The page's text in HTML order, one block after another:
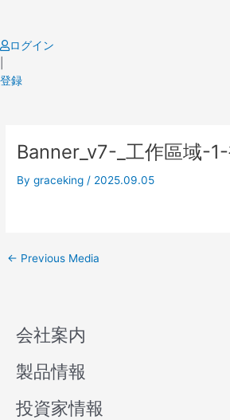
content
ログイン
登録
Banner_v7-_工作區域-
Bygraceking / 2025.09.05
navigation
← Previous Media
会社案内
製品情報
投資家情報